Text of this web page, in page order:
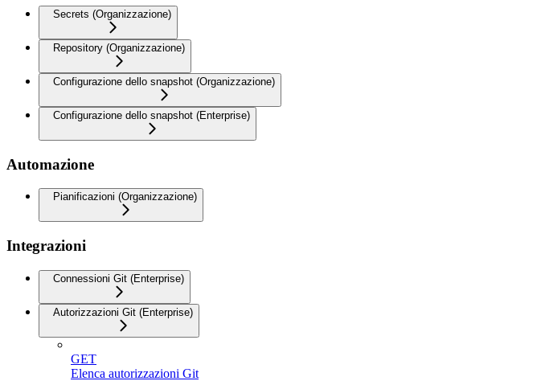
Secrets (Organizzazione)
Repository (Organizzazione)
Configurazione dello snapshot (Organizzazione)
Configurazione dello snapshot (Enterprise)
Automazione
Pianificazioni (Organizzazione)
Integrazioni
Connessioni Git (Enterprise)
Autorizzazioni Git (Enterprise)
GET
Elenca autorizzazioni Git